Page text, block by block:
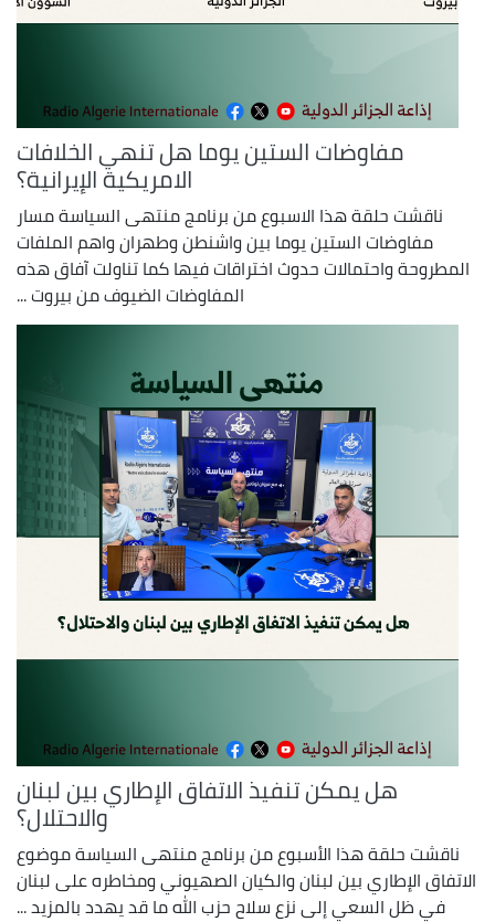
مفاوضات الستين يوما هل تنهي الخلافات
الامريكية الإيرانية؟
ناقشت حلقة هذا الاسبوع من برنامج منتهى السياسة مسار
مفاوضات الستين يوما بين واشنطن وطهران واهم الملفات
المطروحة واحتمالات حدوث اختراقات فيها كما تناولت آفاق هذه
المفاوضات الضيوف من بيروت ...
هل يمكن تنفيذ الاتفاق الإطاري بين لبنان
والاحتلال؟
ناقشت حلقة هذا الأسبوع من برنامج منتهى السياسة موضوع
الاتفاق الإطاري بين لبنان والكيان الصهيوني ومخاطره على لبنان
في ظل السعي إلى نزع سلاح حزب الله ما قد يهدد بالمزيد ...